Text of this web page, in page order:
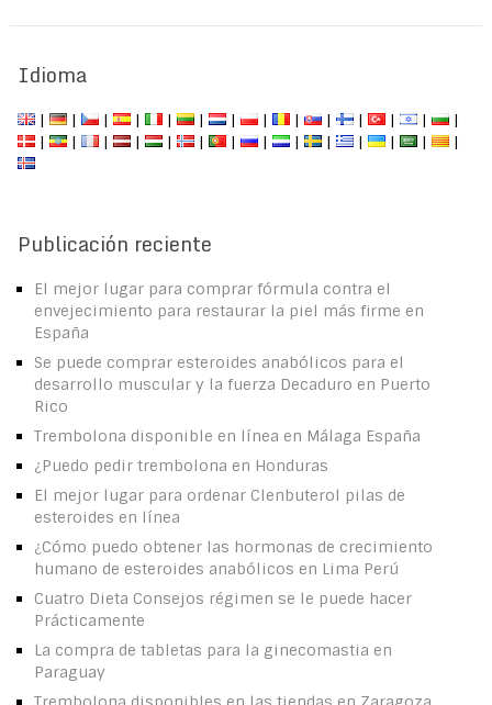
Idioma
| | | | | | | | | | | | |
|
|
| | | | | | | | | | | | |
Publicación reciente
El mejor lugar para comprar fórmula contra el
envejecimiento para restaurar la piel más firme en
España
Se puede comprar esteroides anabólicos para el
desarrollo muscular y la fuerza Decaduro en Puerto
Rico
Trembolona disponible en línea en Málaga España
¿Puedo pedir trembolona en Honduras
El mejor lugar para ordenar Clenbuterol pilas de
esteroides en línea
¿Cómo puedo obtener las hormonas de crecimiento
humano de esteroides anabólicos en Lima Perú
Cuatro Dieta Consejos régimen se le puede hacer
Prácticamente
La compra de tabletas para la ginecomastia en
Paraguay